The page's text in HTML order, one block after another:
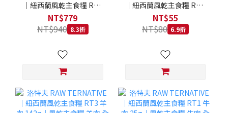
｜紐西蘭風乾主食糧 RT3
羊肉 454g｜風乾主食糧 羊
肉 全齡犬 狗飼料
NT$779
NT$940 8.3折
｜紐西蘭風乾主食糧 RT3
羊肉 25g｜風乾主食糧 羊
肉 全齡犬 狗飼料
NT$55
NT$80 6.9折